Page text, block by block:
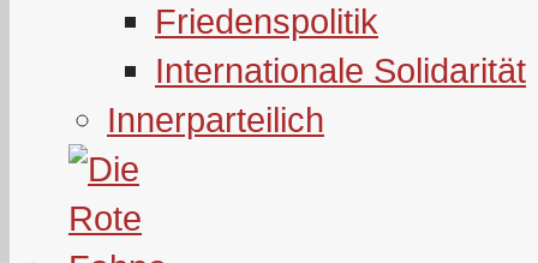
Friedenspolitik
Internationale Solidarität
Innerparteilich